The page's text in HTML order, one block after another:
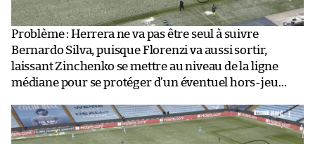
Problème : Herrera ne va pas être seul à suivre
Bernardo Silva, puisque Florenzi va aussi sortir,
laissant Zinchenko se mettre au niveau de la ligne
médiane pour se protéger d’un éventuel hors-jeu…